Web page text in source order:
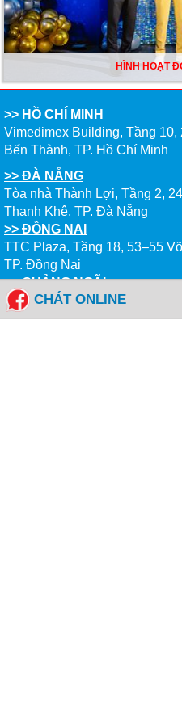
HÌNH HOẠT
>> HỒ CHÍ MINH
Vimedimex Building, Tầng
Bến Thành, TP. Hồ Chí Minh
>> ĐÀ NẴNG
Tòa nhà Thành Lợi, Tầng 2,
Thanh Khê, TP. Đà Nẵng
>> ĐỒNG NAI
TTC Plaza, Tầng 18, 53–55
TP. Đồng Nai
>> QUẢNG NGÃI
Tòa nhà Ricco, Tầng 3, 186
Quảng Ngãi
CHÁT ONLINE